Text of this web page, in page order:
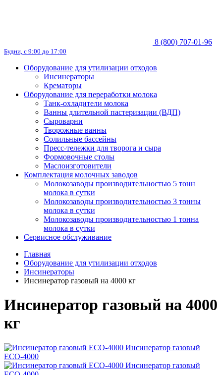
8 (800) 707-01-96
Будни, с 9:00 до 17:00
Оборудование для утилизации отходов
Инсинераторы
Крематоры
Оборудование для переработки молока
Танк-охладители молока
Ванны длительной пастеризации (ВДП)
Сыроварни
Творожные ванны
Солильные бассейны
Пресс-тележки для творога и сыра
Формовочные столы
Маслоизготовители
Комплектация молочных заводов
Молокозаводы производительностью 5 тонн
молока в сутки
Молокозаводы производительностью 3 тонны
молока в сутки
Молокозаводы производительностью 1 тонна
молока в сутки
Сервисное обслуживание
Главная
Оборудование для утилизации отходов
Инсинераторы
Инсинератор газовый на 4000 кг
Инсинератор газовый на 4000
кг
Инсинератор газовый
ECO-4000
Инсинератор газовый